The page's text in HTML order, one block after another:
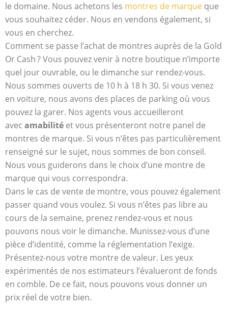
le domaine. Nous achetons les montres de marque que
vous souhaitez céder. Nous en vendons également, si
vous en cherchez.
Comment se passe l’achat de montres auprès de la Gold
Or Cash ? Vous pouvez venir à notre boutique n’importe
quel jour ouvrable, ou le dimanche sur rendez-vous.
Nous sommes ouverts de 10 h à 18 h 30. Si vous venez
en voiture, nous avons des places de parking où vous
pouvez la garer. Nos agents vous accueilleront
avec amabilité et vous présenteront notre panel de
montres de marque. Si vous n’êtes pas particulièrement
renseigné sur le sujet, nous sommes de bon conseil.
Nous vous guiderons dans le choix d’une montre de
marque qui vous correspondra.
Dans le cas de vente de montre, vous pouvez également
passer quand vous voulez. Si vous n’êtes pas libre au
cours de la semaine, prenez rendez-vous et nous
pouvons nous voir le dimanche. Munissez-vous d’une
pièce d’identité, comme la réglementation l’exige.
Présentez-nous votre montre de valeur. Les yeux
expérimentés de nos estimateurs l’évalueront de fonds
en comble. De ce fait, nous pouvons vous donner un
prix réel de votre bien.